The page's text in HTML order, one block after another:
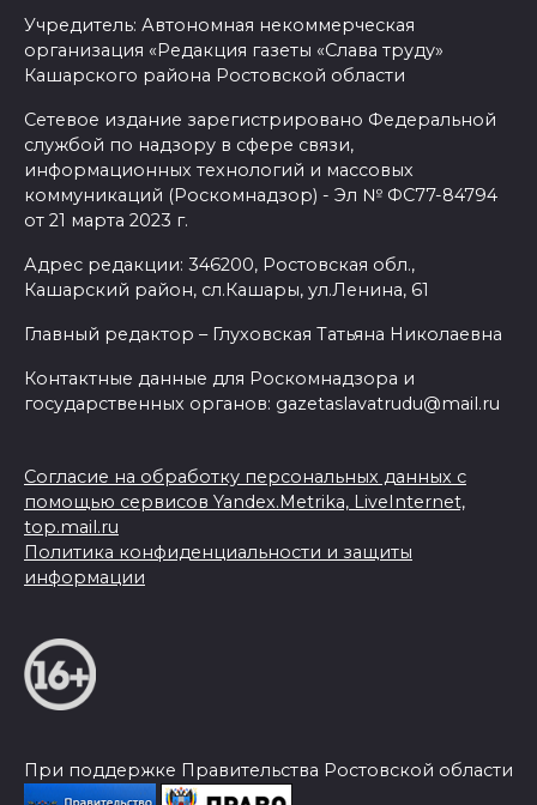
Учредитель: Автономная некоммерческая
организация «Редакция газеты «Слава труду»
Кашарского района Ростовской области
Сетевое издание зарегистрировано Федеральной
службой по надзору в сфере связи,
информационных технологий и массовых
коммуникаций (Роскомнадзор) - Эл № ФС77-84794
от 21 марта 2023 г.
Адрес редакции: 346200, Ростовская обл.,
Кашарский район, сл.Кашары, ул.Ленина, 61
Главный редактор – Глуховская Татьяна Николаевна
Контактные данные для Роскомнадзора и
государственных органов: gazetaslavatrudu@mail.ru
Согласие на обработку персональных данных с
помощью сервисов Yandex.Metrika, LiveInternet,
top.mail.ru
Политика конфиденциальности и защиты
информации
При поддержке Правительства Ростовской области